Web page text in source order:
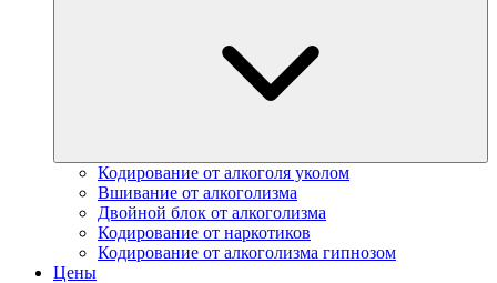
Кодирование от алкоголя уколом
Вшивание от алкоголизма
Двойной блок от алкоголизма
Кодирование от наркотиков
Кодирование от алкоголизма гипнозом
Цены